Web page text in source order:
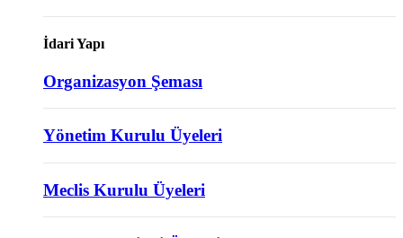
İdari Yapı
Organizasyon Şeması
Yönetim Kurulu Üyeleri
Meclis Kurulu Üyeleri